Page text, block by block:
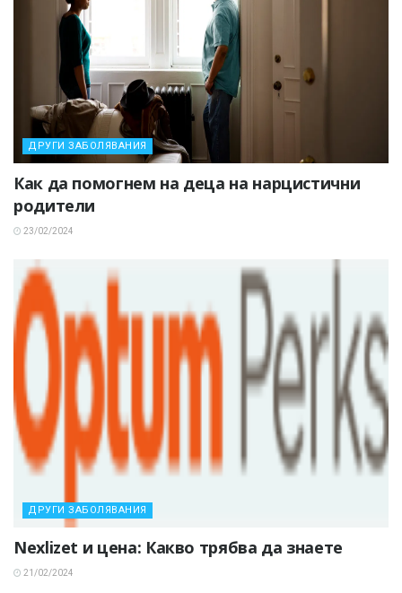
ДРУГИ ЗАБОЛЯВАНИЯ
Как да помогнем на деца на нарцистични
родители
23/02/2024
ДРУГИ ЗАБОЛЯВАНИЯ
Nexlizet и цена: Какво трябва да знаете
21/02/2024